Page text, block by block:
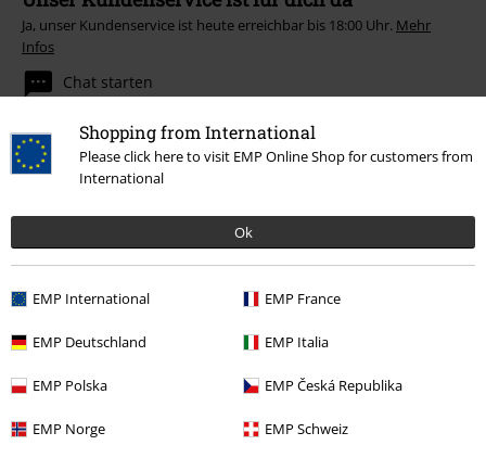
Shopping from International
Please click here to visit EMP Online Shop for customers from
International
Ok
EMP International EMP France
EMP Deutschland EMP Italia
EMP Polska EMP Česká Republika
EMP Norge EMP Schweiz
Ja, unser Kundenservice ist heute erreichbar bis 18:00 Uhr. Mehr
Infos
Chat starten
Kundenservice